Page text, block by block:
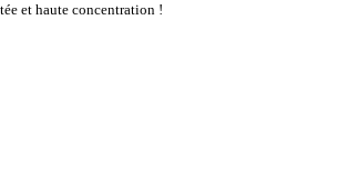
et haute concentration !